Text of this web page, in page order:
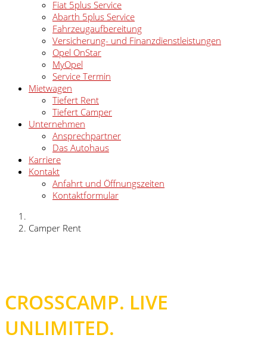
Fiat 5plus Service
Abarth 5plus Service
Fahrzeugaufbereitung
Versicherung- und Finanzdienstleistungen
Opel OnStar
MyOpel
Service Termin
Mietwagen
Tiefert Rent
Tiefert Camper
Unternehmen
Ansprechpartner
Das Autohaus
Karriere
Kontakt
Anfahrt und Öffnungszeiten
Kontaktformular
Camper Rent
CROSSCAMP. LIVE
UNLIMITED.